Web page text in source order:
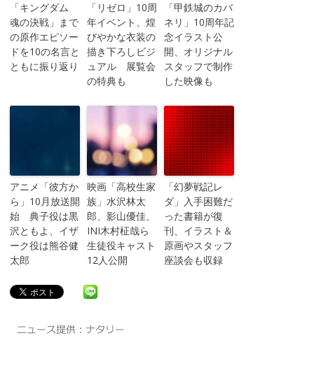
「キングダム
魂の決戦」まで
の原作エピソー
ドを10の名言と
ともに振り返り
「リゼロ」10周
年イベント、煌
びやかな衣装の
描き下ろしビジ
ュアル 展覧会
の特典も
「甲鉄城のカバ
ネリ」10周年記
念イラスト公
開、オリジナル
スタッフで制作
した映像も
アニメ「彼方か
ら」10月放送開
始 典子役は黒
沢ともよ、イザ
ーク役は熊谷健
太郎
映画「高校生家
族」水沢林太
郎、影山優佳、
INI木村柾哉ら
生徒役キャスト
12人公開
「幻夢戦記レ
ダ」入手困難だ
った書籍が復
刊、イラスト＆
原画やスタッフ
座談会も収録